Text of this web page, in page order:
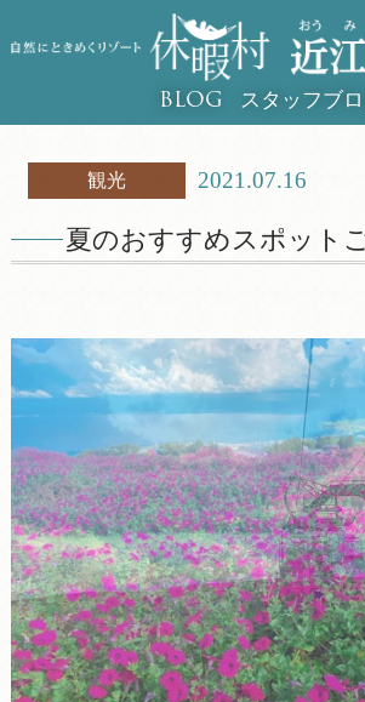
BLOG スタッフブ
観光 2021.07.16
夏のおすすめスポット